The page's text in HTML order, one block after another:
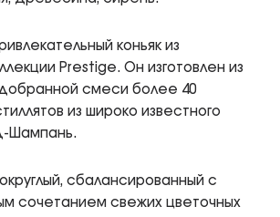
коньяк из
Prestige. Он изготовлен из
смеси более 40
из широко известного
Шампань.
сбалансированный с
сочетанием свежих цветочных